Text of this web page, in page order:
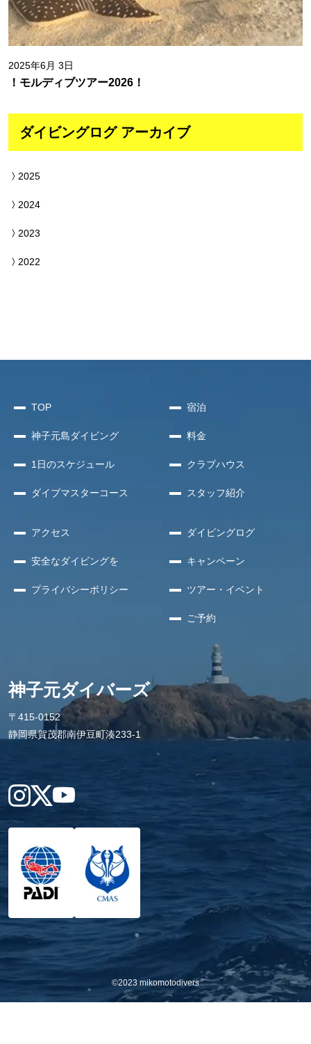
2025年6月 3日
！モルディブツアー2026！
ダイビングログ アーカイブ
2025
2024
2023
2022
TOP
神子元島ダイビング
1日のスケジュール
ダイブマスターコース
宿泊
料金
クラブハウス
スタッフ紹介
アクセス
安全なダイビングを
プライバシーポリシー
ダイビングログ
キャンペーン
ツアー・イベント
ご予約
神子元ダイバーズ
〒415-0152
静岡県賀茂郡南伊豆町湊233-1
Instagram
©2023 mikomotodivers